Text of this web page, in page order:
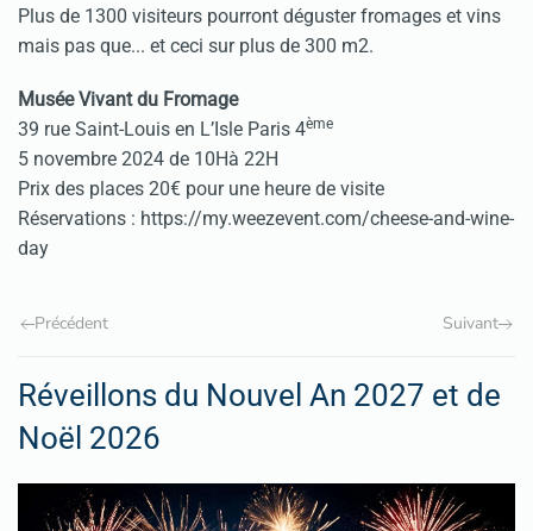
Plus de 1300 visiteurs pourront déguster fromages et vins
mais pas que... et ceci sur plus de 300 m2.
Musée Vivant du Fromage
39 rue Saint-Louis en L’Isle Paris 4ème
5 novembre 2024 de 10Hà 22H
Prix des places 20€ pour une heure de visite
Réservations : https://my.weezevent.com/cheese-and-wine-
day
Précédent Suivant
Réveillons du Nouvel An 2027 et de
Noël 2026